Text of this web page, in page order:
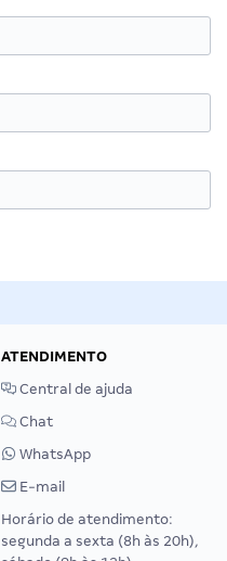
ATENDIMENTO
Central de ajuda
Chat
WhatsApp
E-mail
Horário de atendimento:
segunda a sexta (8h às 20h),